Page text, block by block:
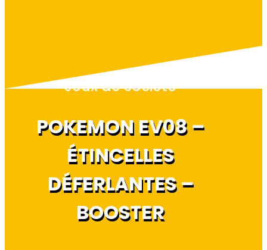
Jeux de société
POKEMON EV08 –
ÉTINCELLES
DÉFERLANTES –
BOOSTER